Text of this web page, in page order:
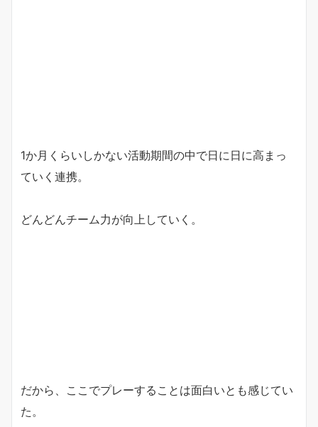
1か月くらいしかない活動期間の中で日に日に高まっ
ていく連携。
どんどんチーム力が向上していく。
だから、ここでプレーすることは面白いとも感じてい
た。